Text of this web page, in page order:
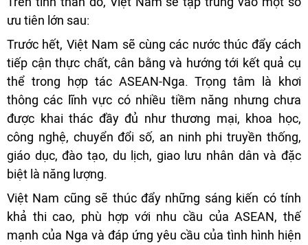
ưu tiên lớn sau:
Trước hết, Việt Nam sẽ cùng các nước thúc đẩy cách
tiếp cận thực chất, cân bằng và hướng tới kết quả cụ
thể trong hợp tác ASEAN-Nga. Trọng tâm là khơi
thông các lĩnh vực có nhiều tiềm năng nhưng chưa
được khai thác đầy đủ như thương mại, khoa học,
công nghệ, chuyển đổi số, an ninh phi truyền thống,
giáo dục, đào tạo, du lịch, giao lưu nhân dân và đặc
biệt là năng lượng.
Việt Nam cũng sẽ thúc đẩy những sáng kiến có tính
khả thi cao, phù hợp với nhu cầu của ASEAN, thế
mạnh của Nga và đáp ứng yêu cầu của tình hình hiện